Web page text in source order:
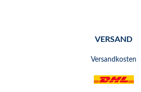
VERSAND
Versandkosten